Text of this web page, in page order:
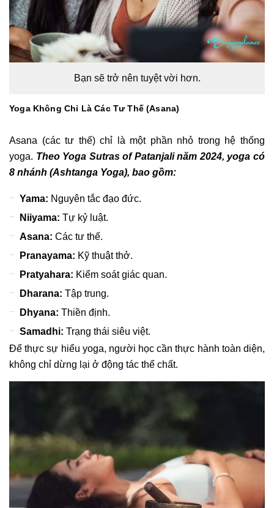
Bạn sẽ trở nên tuyệt vời hơn.
Yoga Không Chỉ Là Các Tư Thế (Asana)
Asana (các tư thế) chỉ là một phần nhỏ trong hệ thống
yoga. Theo Yoga Sutras of Patanjali năm 2024, yoga có
8 nhánh (Ashtanga Yoga), bao gồm:
Yama: Nguyên tắc đạo đức.
Niiyama: Tự kỷ luật.
Asana: Các tư thế.
Pranayama: Kỹ thuật thở.
Pratyahara: Kiểm soát giác quan.
Dharana: Tập trung.
Dhyana: Thiền định.
Samadhi: Trạng thái siêu việt.
Để thực sự hiểu yoga, người học cần thực hành toàn diện,
không chỉ dừng lại ở động tác thể chất.